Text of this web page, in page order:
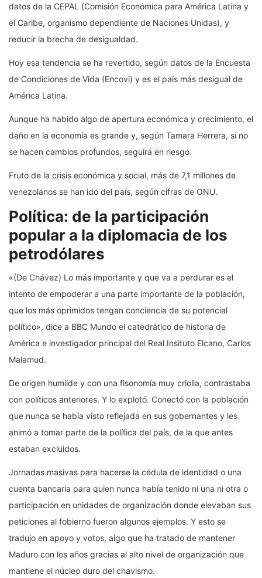
datos de la CEPAL (Comisión Económica para América Latina y
el Caribe, organismo dependiente de Naciones Unidas), y
reducir la brecha de desigualdad.
Hoy esa tendencia se ha revertido, según datos de la Encuesta
de Condiciones de Vida (Encovi) y es el país más desigual de
América Latina.
Aunque ha habido algo de apertura económica y crecimiento, el
daño en la economía es grande y, según Tamara Herrera, si no
se hacen cambios profundos, seguirá en riesgo.
Fruto de la crisis económica y social, más de 7,1 millones de
venezolanos se han ido del país, según cifras de ONU.
Política: de la participación
popular a la diplomacia de los
petrodólares
«(De Chávez) Lo más importante y que va a perdurar es el
intento de empoderar a una parte importante de la población,
que los más oprimidos tengan conciencia de su potencial
político», dice a BBC Mundo el catedrático de historia de
América e investigador principal del Real Insituto Elcano, Carlos
Malamud.
De origen humilde y con una fisonomía muy criolla, contrastaba
con políticos anteriores. Y lo explotó. Conectó con la población
que nunca se había visto reflejada en sus gobernantes y les
animó a tomar parte de la política del país, de la que antes
estaban excluidos.
Jornadas masivas para hacerse la cédula de identidad o una
cuenta bancaria para quien nunca había tenido ni una ni otra o
participación en unidades de organización donde elevaban sus
peticiones al fobierno fueron algunos ejemplos. Y esto se
tradujo en apoyo y votos, algo que ha tratado de mantener
Maduro con los años gracias al alto nivel de organización que
mantiene el núcleo duro del chavismo.